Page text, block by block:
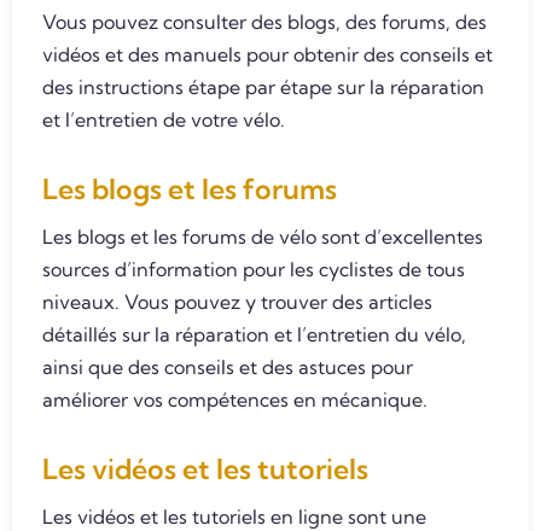
Vous pouvez consulter des blogs, des forums, des
vidéos et des manuels pour obtenir des conseils et
des instructions étape par étape sur la réparation
et l’entretien de votre vélo.
Les blogs et les forums
Les blogs et les forums de vélo sont d’excellentes
sources d’information pour les cyclistes de tous
niveaux. Vous pouvez y trouver des articles
détaillés sur la réparation et l’entretien du vélo,
ainsi que des conseils et des astuces pour
améliorer vos compétences en mécanique.
Les vidéos et les tutoriels
Les vidéos et les tutoriels en ligne sont une